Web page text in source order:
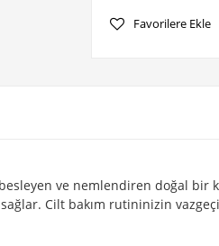
Favorilere Ekle
ve nemlendiren doğal
Cilt bakım rutininizin